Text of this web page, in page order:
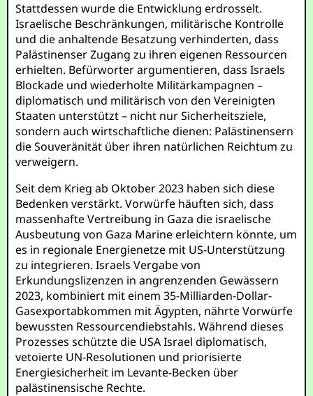
Stattdessen wurde die Entwicklung erdrosselt.
Israelische Beschränkungen, militärische Kontrolle
und die anhaltende Besatzung verhinderten, dass
Palästinenser Zugang zu ihren eigenen Ressourcen
erhielten. Befürworter argumentieren, dass Israels
Blockade und wiederholte Militärkampagnen –
diplomatisch und militärisch von den Vereinigten
Staaten unterstützt – nicht nur Sicherheitsziele,
sondern auch wirtschaftliche dienen: Palästinensern
die Souveränität über ihren natürlichen Reichtum zu
verweigern.
Seit dem Krieg ab Oktober 2023 haben sich diese
Bedenken verstärkt. Vorwürfe häuften sich, dass
massenhafte Vertreibung in Gaza die israelische
Ausbeutung von Gaza Marine erleichtern könnte, um
es in regionale Energienetze mit US-Unterstützung
zu integrieren. Israels Vergabe von
Erkundungslizenzen in angrenzenden Gewässern
2023, kombiniert mit einem 35-Milliarden-Dollar-
Gasexportabkommen mit Ägypten, nährte Vorwürfe
bewussten Ressourcendiebstahls. Während dieses
Prozesses schützte die USA Israel diplomatisch,
vetoierte UN-Resolutionen und priorisierte
Energiesicherheit im Levante-Becken über
palästinensische Rechte.